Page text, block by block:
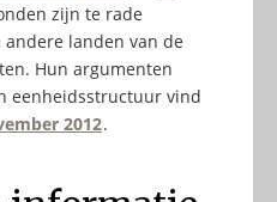
zijn te rade
andere landen van de
Hun argumenten
eenheidsstructuur vind
2012.